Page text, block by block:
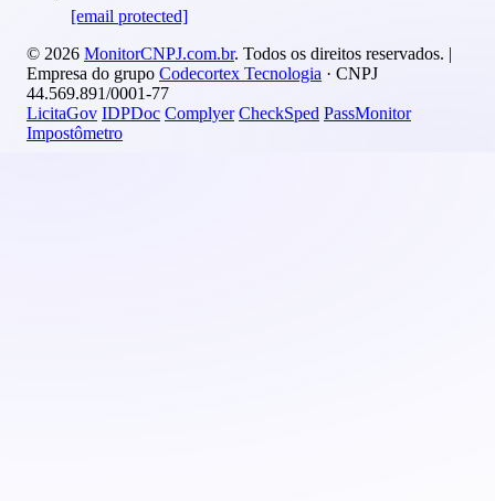
[email protected]
© 2026 MonitorCNPJ.com.br. Todos os direitos reservados. |
Empresa do grupo Codecortex Tecnologia · CNPJ
44.569.891/0001-77
LicitaGov IDPDoc Complyer CheckSped PassMonitor
Impostômetro